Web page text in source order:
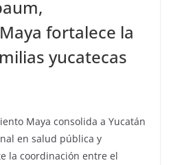
fortalece la
yucatecas
Maya consolida a Yucatán
en salud pública y
la coordinación entre el